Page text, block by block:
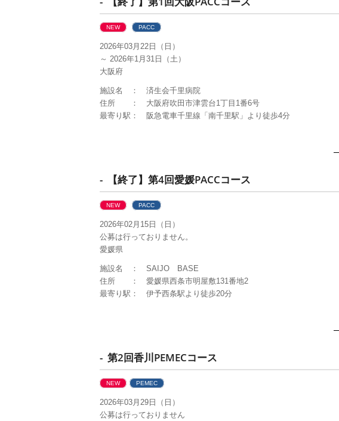
NEW PACC
2026年03月22日（日）
～ 2026年1月31日（土）
大阪府
施設名 ： 済生会千里病院
住所 ： 大阪府吹田市津雲台1丁目1番6号
最寄り駅： 阪急電車千里線「南千里駅」より徒歩4分
- 【終了】第4回愛媛PACCコース
NEW PACC
2026年02月15日（日）
公募は行っておりません。
愛媛県
施設名 ： SAIJO BASE
住所 ： 愛媛県西条市明屋敷131番地2
最寄り駅： 伊予西条駅より徒歩20分
- 第2回香川PEMECコース
NEW PEMEC
2026年03月29日（日）
公募は行っておりません